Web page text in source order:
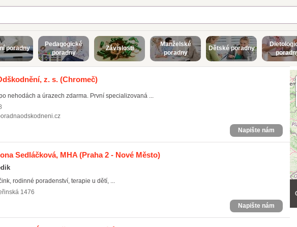
poradny
Pedagogické
poradny
Závislosti
Manželské
poradny
Dětské poradny
z. s. (Chromeč)
nehodách a úrazech zdarma. První specializovaná ...
Napište nám
Sedláčková, MHA (Praha 2 - Nové Město)
rodinné poradenství, terapie u dětí, ...
1476
Napište nám